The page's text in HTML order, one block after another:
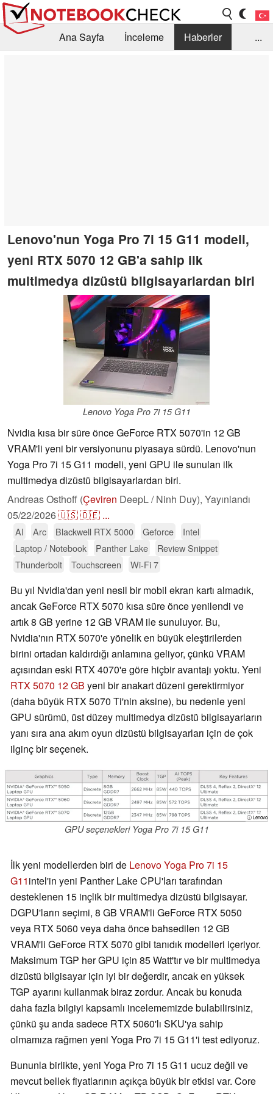
Ana Sayfa İnceleme
Haberler
...
Lenovo'nun Yoga Pro 7i 15 G11 modeli,
yeni RTX 5070 12 GB'a sahip ilk
multimedya dizüstü bilgisayarlardan biri
Lenovo Yoga Pro 7i 15 G11
Nvidia kısa bir süre önce GeForce RTX 5070'in 12 GB
VRAM'li yeni bir versiyonunu piyasaya sürdü. Lenovo'nun
Yoga Pro 7i 15 G11 modeli, yeni GPU ile sunulan ilk
multimedya dizüstü bilgisayarlardan biri.
Andreas Osthoff (Çeviren DeepL / Ninh Duy), Yayınlandı
05/22/2026🇺🇸🇩🇪 ...
AI Arc Blackwell RTX 5000 Geforce
Intel
Laptop / Notebook
Panther Lake
Review Snippet
Thunderbolt
Touchscreen Wi-Fi 7
Bu yıl Nvidia'dan yeni nesil bir mobil ekran kartı almadık,
ancak GeForce RTX 5070 kısa süre önce yenilendi ve
artık 8 GB yerine 12 GB VRAM ile sunuluyor. Bu,
Nvidia'nın RTX 5070'e yönelik en büyük eleştirilerden
birini ortadan kaldırdığı anlamına geliyor, çünkü VRAM
açısından eski RTX 4070'e göre hiçbir avantajı yoktu. Yeni
RTX 5070 12 GB yeni bir anakart düzeni gerektirmiyor
(daha büyük RTX 5070 Ti'nin aksine), bu nedenle yeni
GPU sürümü, üst düzey multimedya dizüstü bilgisayarların
yanı sıra ana akım oyun dizüstü bilgisayarları için de çok
ilginç bir seçenek.
ⓘ Lenovo
GPU seçenekleri Yoga Pro 7i 15 G11
İlk yeni modellerden biri de Lenovo Yoga Pro 7i 15
G11intel'in yeni Panther Lake CPU'ları tarafından
desteklenen 15 inçlik bir multimedya dizüstü bilgisayar.
DGPU'ların seçimi, 8 GB VRAM'li GeForce RTX 5050
veya RTX 5060 veya daha önce bahsedilen 12 GB
VRAM'li GeForce RTX 5070 gibi tanıdık modelleri içeriyor.
Maksimum TGP her GPU için 85 Watt'tır ve bir multimedya
dizüstü bilgisayar için iyi bir değerdir, ancak en yüksek
TGP ayarını kullanmak biraz zordur. Ancak bu konuda
daha fazla bilgiyi kapsamlı incelememizde bulabilirsiniz,
çünkü şu anda sadece RTX 5060'lı SKU'ya sahip
olmamıza rağmen yeni Yoga Pro 7i 15 G11'i test ediyoruz.
Bununla birlikte, yeni Yoga Pro 7i 15 G11 ucuz değil ve
mevcut bellek fiyatlarının açıkça büyük bir etkisi var. Core